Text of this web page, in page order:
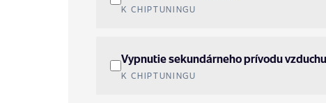
K CHIPTUNINGU
Vypnutie sekundárneho prívodu
K CHIPTUNINGU